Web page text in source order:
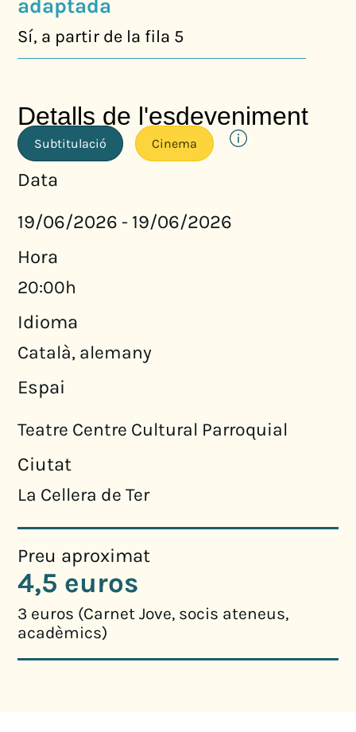
adaptada
Sí, a partir de la fila 5
Detalls de l'esdeveniment
Subtitulació Cinema
Data
19/06/2026 - 19/06/2026
Hora
20:00h
Idioma
Català, alemany
Espai
Teatre Centre Cultural Parroquial
Ciutat
La Cellera de Ter
Preu aproximat
4,5 euros
3 euros (Carnet Jove, socis ateneus,
acadèmics)